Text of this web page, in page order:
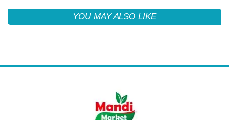
YOU MAY ALSO LIKE